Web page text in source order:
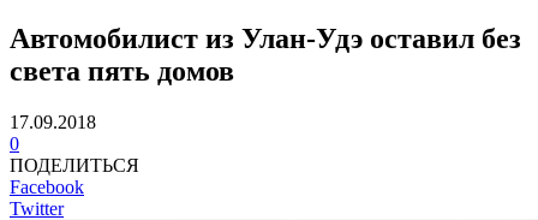
Автомобилист из Улан-Удэ оставил без
света пять домов
17.09.2018
0
ПОДЕЛИТЬСЯ
Facebook
Twitter